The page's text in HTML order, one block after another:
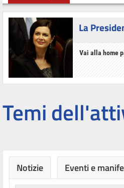
La
Vai alla home
Temi
Notizie Eventi e